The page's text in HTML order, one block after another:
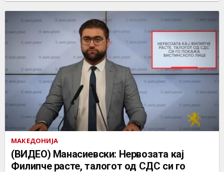
МАКЕДОНИЈА
(ВИДЕО) Манасиевски: Нервозата кај
Филипче расте, талогот од СДС си го